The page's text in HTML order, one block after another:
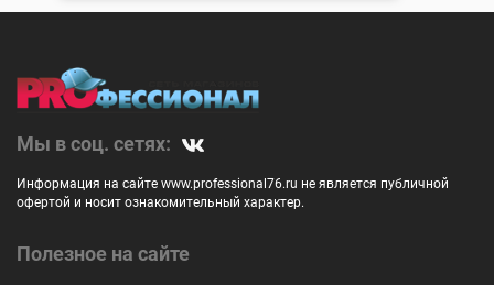
Мы в соц. сетях:
Информация на сайте www.professional76.ru не является публичной
офертой и носит ознакомительный характер.
Полезное на сайте